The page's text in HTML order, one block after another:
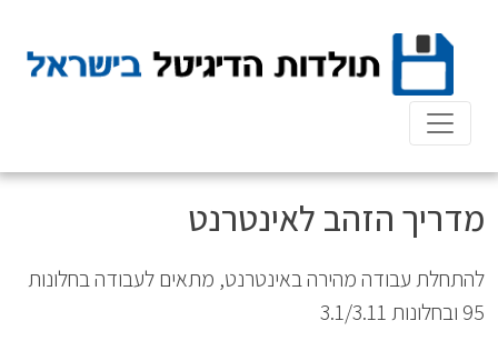
content
מדריך הזהב לאינטרנט
להתחלת עבודה מהירה באינטרנט, מתאים לעבודה בחלונות
95 ובחלונות 3.1/3.11